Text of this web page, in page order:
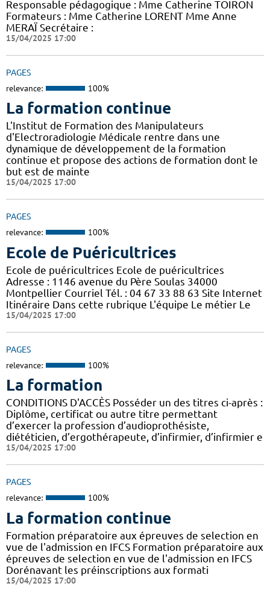
Responsable pédagogique : Mme Catherine TOIRON
Formateurs : Mme Catherine LORENT Mme Anne
MERAÏ Secrétaire :
15/04/2025 17:00
PAGES
relevance: 100%
La formation continue
L'Institut de Formation des Manipulateurs
d'Electroradiologie Médicale rentre dans une
dynamique de développement de la formation
continue et propose des actions de formation dont le
but est de mainte
15/04/2025 17:00
PAGES
relevance: 100%
Ecole de Puéricultrices
Ecole de puéricultrices Ecole de puéricultrices
Adresse : 1146 avenue du Père Soulas 34000
Montpellier Courriel Tél. : 04 67 33 88 63 Site Internet
Itinéraire Dans cette rubrique L'équipe Le métier Le
15/04/2025 17:00
PAGES
relevance: 100%
La formation
CONDITIONS D'ACCÈS Posséder un des titres ci-après :
Diplôme, certificat ou autre titre permettant
d’exercer la profession d’audioprothésiste,
diététicien, d’ergothérapeute, d’infirmier, d’infirmier e
15/04/2025 17:00
PAGES
relevance: 100%
La formation continue
Formation préparatoire aux épreuves de selection en
vue de l'admission en IFCS Formation préparatoire aux
épreuves de selection en vue de l'admission en IFCS
Dorénavant les préinscriptions aux formati
15/04/2025 17:00